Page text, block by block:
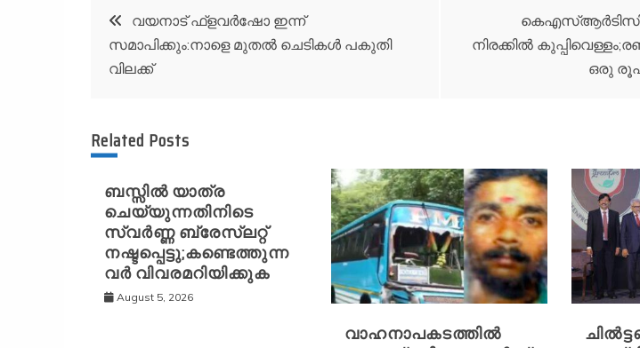
Post
navigation
വയനാട് ഫ്ളവർഷോ ഇന്ന്
സമാപിക്കും:നാളെ മുതൽ ചെടികൾ പകുതി
വിലക്ക്
നിരക്കില്‍
ഒരു
Related Posts
ബസ്സിൽ യാത്ര
ചെയ്യുന്നതിനിടെ
സ്വർണ്ണ ബ്രേസ്‌ലറ്റ്
നഷ്ടപ്പെട്ടു;കണ്ടെത്തുന്ന
വർ വിവരമറിയിക്കുക
August 5, 2026
വാഹനാപകടത്തിൽ